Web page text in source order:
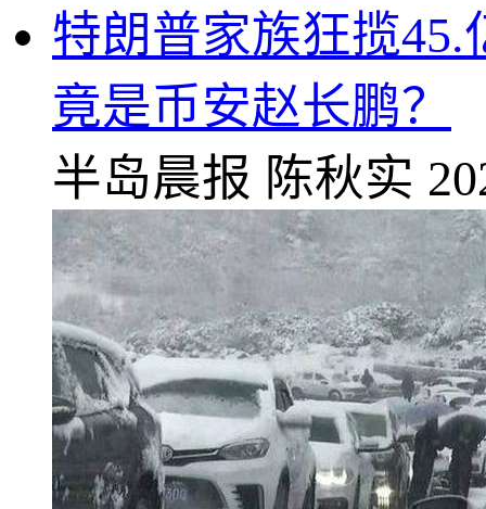
特朗普家族狂揽
竟是币安赵长鹏？
半岛晨报 陈秋实